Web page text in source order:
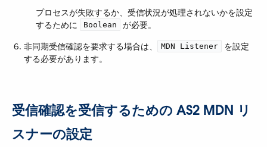
プロセスが失敗するか、受信状況が処理されないかを設定
するために ​
Boolean
​ が必要。
非同期受信確認を要求する場合は、​
MDN Listener
​ を設定
する必要があります。
受信確認を受信するための AS2 MDN リ
スナーの設定